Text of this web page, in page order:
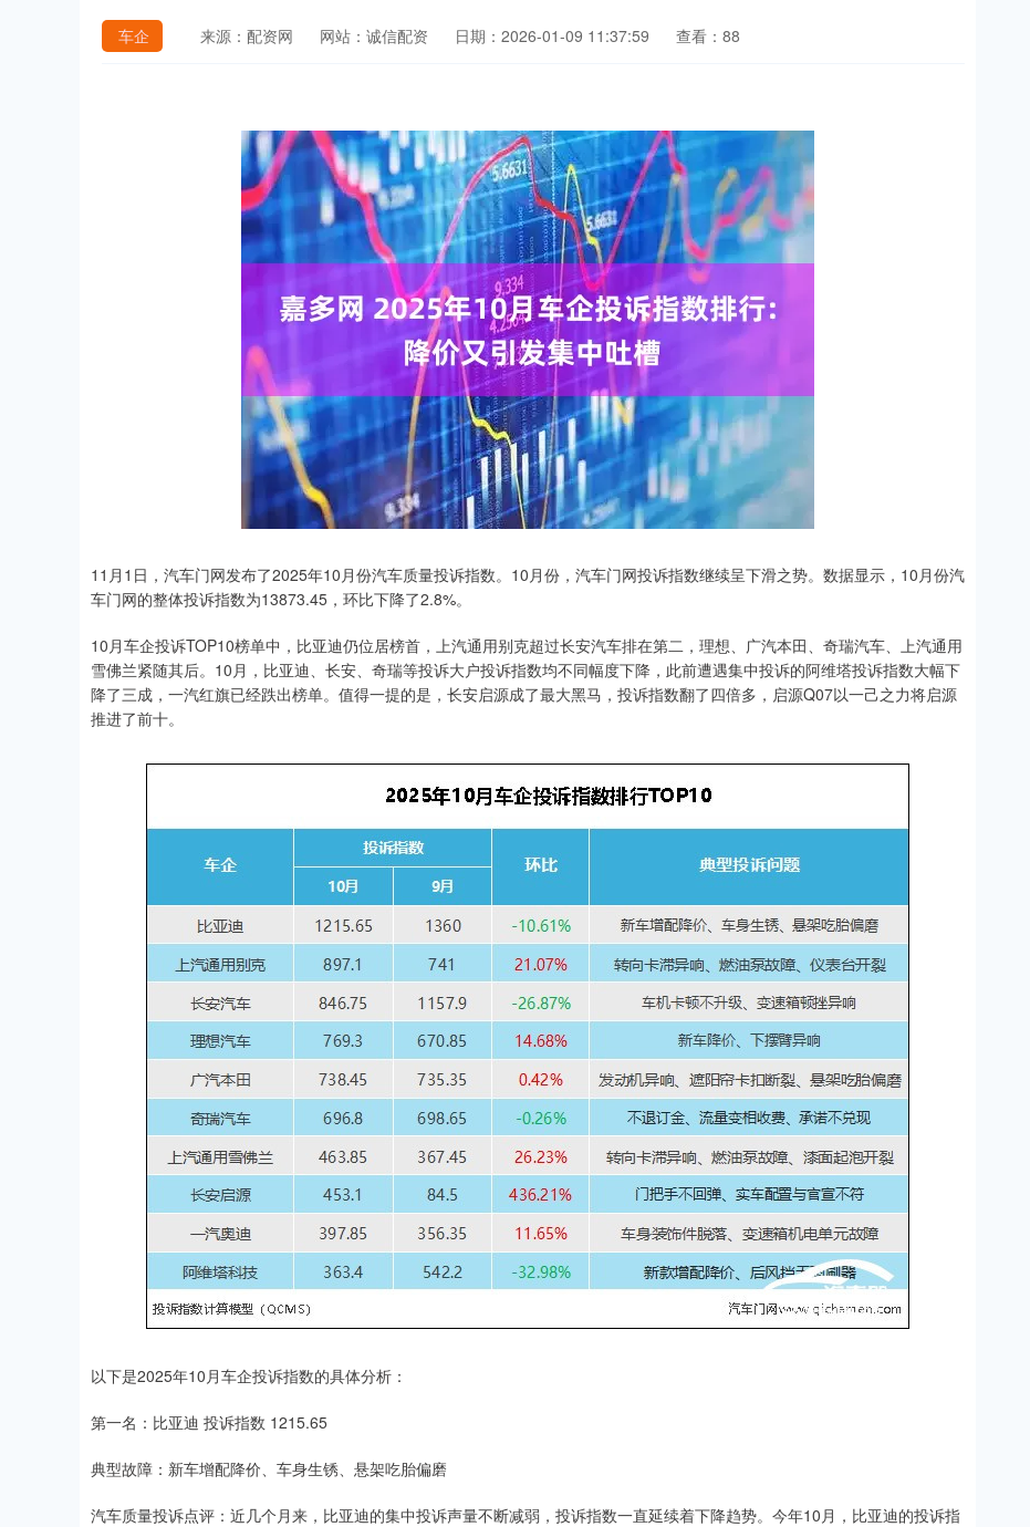
车企 来源：配资网 网站：诚信配资 日期：2026-01-09 11:37:59 查看：88
11月1日，汽车门网发布了2025年10月份汽车质量投诉指数。10月份，汽车门网投诉指数继续呈下滑之势。数据显示，10月份汽
车门网的整体投诉指数为13873.45，环比下降了2.8%。
10月车企投诉TOP10榜单中，比亚迪仍位居榜首，上汽通用别克超过长安汽车排在第二，理想、广汽本田、奇瑞汽车、上汽通用
雪佛兰紧随其后。10月，比亚迪、长安、奇瑞等投诉大户投诉指数均不同幅度下降，此前遭遇集中投诉的阿维塔投诉指数大幅下
降了三成，一汽红旗已经跌出榜单。值得一提的是，长安启源成了最大黑马，投诉指数翻了四倍多，启源Q07以一己之力将启源
推进了前十。
以下是2025年10月车企投诉指数的具体分析：
第一名：比亚迪 投诉指数 1215.65
典型故障：新车增配降价、车身生锈、悬架吃胎偏磨
汽车质量投诉点评：近几个月来，比亚迪的集中投诉声量不断减弱，投诉指数一直延续着下降趋势。今年10月，比亚迪的投诉指